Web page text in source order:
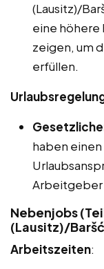
(Lausitz)/
eine höhere
zeigen, um
erfüllen.
haben
Arbeitgeber
Nebenjobs
(Lausitz)/
Arbeitszeiten: